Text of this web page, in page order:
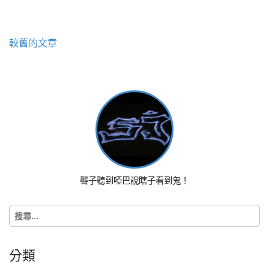
文
較舊的文章
聾子聽到啞巴說瞎子看到鬼！
搜
尋
字:
分類